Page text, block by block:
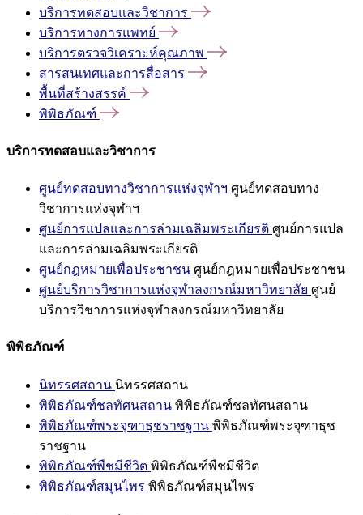
บริการทดสอบและวิชาการ
บริการทางการแพทย์
บริการตรวจวิเคราะห์คุณภาพ
สารสนเทศและการสื่อสาร
พื้นที่สร้างสรรค์
พิพิธภัณฑ์
บริการทดสอบและวิชาการ
ศูนย์ทดสอบทางวิชาการแห่งจุฬาฯ ศูนย์ทดสอบทาง
วิชาการแห่งจุฬาฯ
ศูนย์การแปลและการล่ามเฉลิมพระเกียรติ ศูนย์การแปล
และการล่ามเฉลิมพระเกียรติ
ศูนย์กฎหมายเพื่อประชาชน ศูนย์กฎหมายเพื่อประชาชน
ศูนย์บริการวิชาการแห่งจุฬาลงกรณ์มหาวิทยาลัย ศูนย์
บริการวิชาการแห่งจุฬาลงกรณ์มหาวิทยาลัย
พิพิธภัณฑ์
นิทรรศสถาน นิทรรศสถาน
พิพิธภัณฑ์ชลทัศนสถาน พิพิธภัณฑ์ชลทัศนสถาน
พิพิธภัณฑ์พระจุฑาธุชราชฐาน พิพิธภัณฑ์พระจุฑาธุช
ราชฐาน
พิพิธภัณฑ์พืชมีชีวิต พิพิธภัณฑ์พืชมีชีวิต
พิพิธภัณฑ์สมุนไพร พิพิธภัณฑ์สมุนไพร